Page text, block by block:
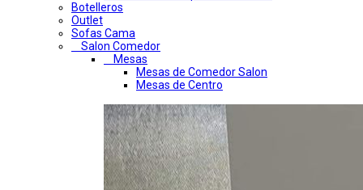
Botelleros
Outlet
Sofas Cama
Salon Comedor
Mesas
Mesas de Comedor Salon
Mesas de Centro